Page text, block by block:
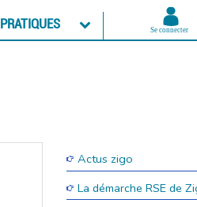
Actus zigo
La démarche RSE de